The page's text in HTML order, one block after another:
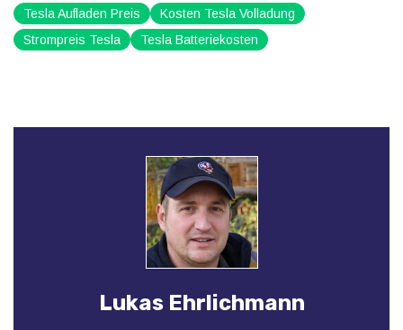
Tesla Aufladen Preis
Kosten Tesla Volladung
Strompreis Tesla
Tesla Batteriekosten
Lukas Ehrlichmann